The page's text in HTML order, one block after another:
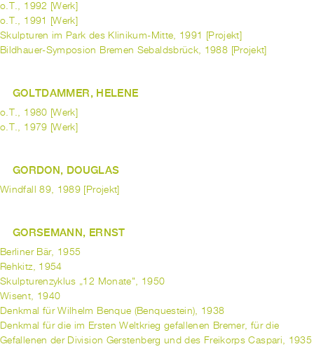
o.T., 1992 [Werk]
o.T., 1991 [Werk]
Skulpturen im Park des Klinikum-Mitte, 1991 [Projekt]
Bildhauer-Symposion Bremen Sebaldsbrück, 1988 [Projekt]
GOLTDAMMER, HELENE
o.T., 1980 [Werk]
o.T., 1979 [Werk]
GORDON, DOUGLAS
Windfall 89, 1989 [Projekt]
GORSEMANN, ERNST
Berliner Bär, 1955
Rehkitz, 1954
Skulpturenzyklus „12 Monate", 1950
Wisent, 1940
Denkmal für Wilhelm Benque (Benquestein), 1938
Denkmal für die im Ersten Weltkrieg gefallenen Bremer, für die
Gefallenen der Division Gerstenberg und des Freikorps Caspari, 1935